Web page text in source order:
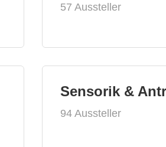
57 Aussteller
Sensorik &
94 Aussteller